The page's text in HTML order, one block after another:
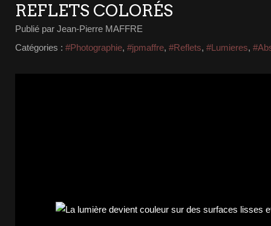
REFLETS COLORÉS
Publié par Jean-Pierre MAFFRE
Catégories : #Photographie, #jpmaffre, #Reflets, #Lumieres,